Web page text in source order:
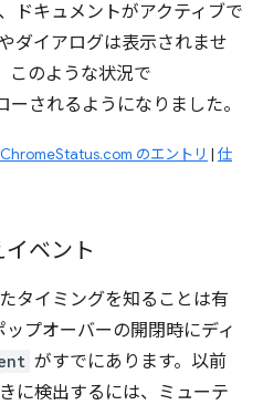
ドキュメントがアクティブで
ダイアログは表示されませ
このような状況で
ーされるようになりました。
ChromeStatus.com のエントリ | 仕
ベント
タイミングを知ることは有
ップオーバーの開閉時にディ
がすでにあります。以前
に検出するには、ミューテ